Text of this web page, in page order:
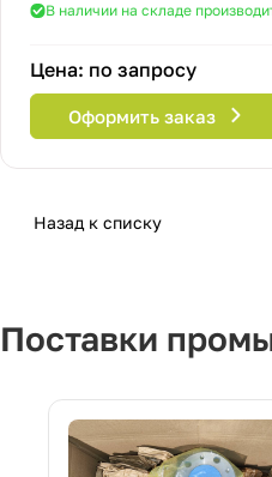
В наличии на складе
Цена: по запросу
Оформить заказ
Назад к списку
Поставки